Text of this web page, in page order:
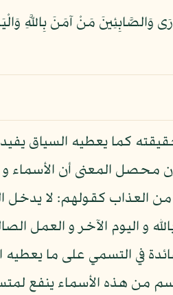
وَالصَّابِئِينَ مَنْ آمَنَ
كما يعطيه السياق
المعنى أن الأسماء و
من العذاب كقولهم: لا
و اليوم الآخر و
في التسمي على ما
اسم من هذه الأسماء